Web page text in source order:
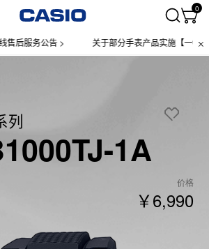
0
公告 > 关于部分手表产品实施【一物一码】管
列
1A
价格
￥6,990